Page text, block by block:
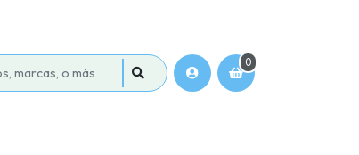
0